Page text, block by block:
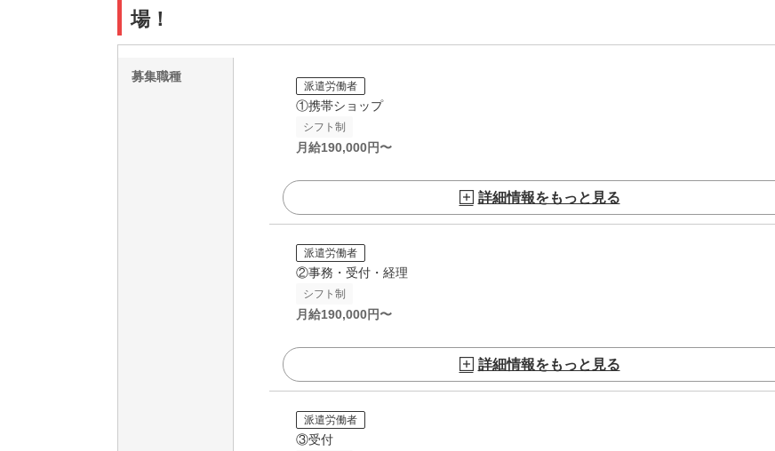
場！
募集職種
派遣労働者
①携帯ショップ
シフト制
月給190,000円〜
詳細情報をもっと見る
派遣労働者
②事務・受付・経理
シフト制
月給190,000円〜
詳細情報をもっと見る
派遣労働者
③受付